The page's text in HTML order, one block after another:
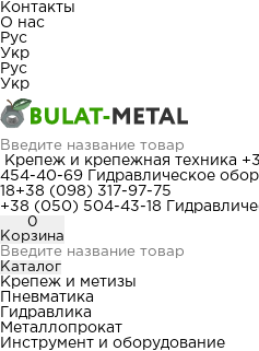
Контакты
О нас
Рус
Укр
Рус
Укр
Крепеж и крепежная техника
454-40-69
Гидравлическое
18+38 (098) 317-97-75
+38 (050) 504-43-18
0
Корзина
Каталог
Крепеж и метизы
Пневматика
Гидравлика
Металлопрокат
Инструмент и оборудование